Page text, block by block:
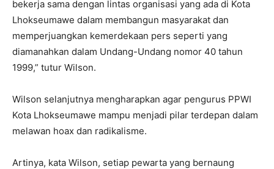
bekerja sama dengan lintas organisasi yang ada di Kota
Lhokseumawe dalam membangun masyarakat dan
memperjuangkan kemerdekaan pers seperti yang
diamanahkan dalam Undang-Undang nomor 40 tahun
1999,” tutur Wilson.
Wilson selanjutnya mengharapkan agar pengurus PPWI
Kota Lhokseumawe mampu menjadi pilar terdepan dalam
melawan hoax dan radikalisme.
Artinya, kata Wilson, setiap pewarta yang bernaung